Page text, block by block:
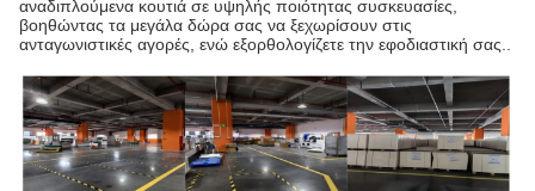
αναδιπλούμενα κουτιά σε υψηλής ποιότητας συσκευασίες,
βοηθώντας τα μεγάλα δώρα σας να ξεχωρίσουν στις
ανταγωνιστικές αγορές, ενώ εξορθολογίζετε την εφοδιαστική σας..